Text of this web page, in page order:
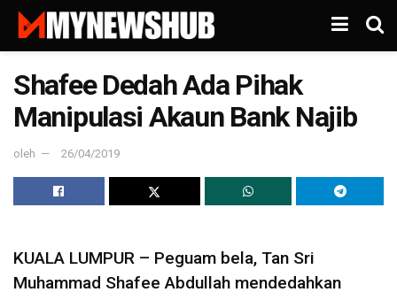
Shafee Dedah Ada Pihak
Manipulasi Akaun Bank Najib
oleh 26/04/2019
KUALA LUMPUR – Peguam bela, Tan Sri
Muhammad Shafee Abdullah mendedahkan